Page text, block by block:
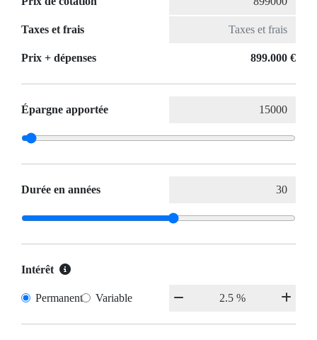
Taxes et frais
Prix ​​+ dépenses 899.000 €
Épargne apportée
Durée en années
Intérêt
Permanent Variable